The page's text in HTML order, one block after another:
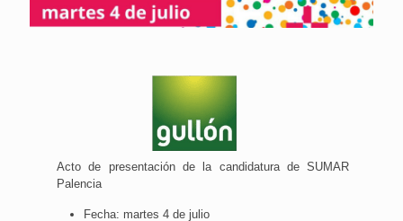
Acto de presentación de la candidatura de SUMAR
Palencia
Fecha: martes 4 de julio